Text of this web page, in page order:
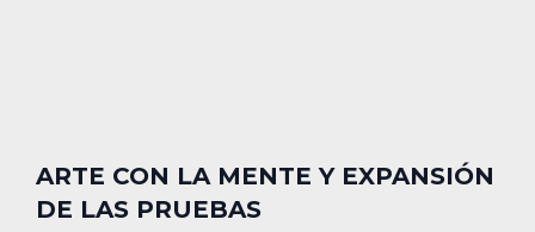
ARTE CON LA MENTE Y EXPANSIÓN
DE LAS PRUEBAS